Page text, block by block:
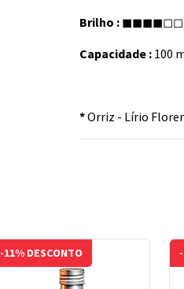
Brilho : ◼◼◼◼◻◻
Capacidade : 100
*Orriz - Lírio
-11% DESCONTO